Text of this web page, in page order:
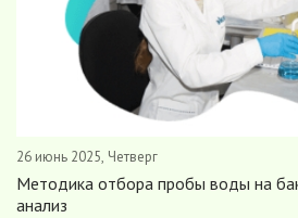
26 июнь 2025, Четверг
Методика отбора пробы воды на
анализ